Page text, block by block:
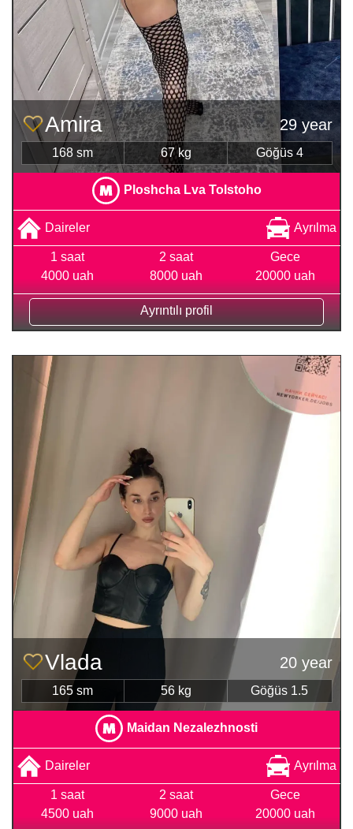
Amira 29 year
168 sm 67 kg Göğüs 4
Ploshcha Lva Tolstoho
Daireler Ayrılma
1 saat
4000 uah
2 saat
8000 uah
Gece
20000 uah
Ayrıntılı profil
Vlada 20 year
165 sm 56 kg Göğüs 1.5
Maidan Nezalezhnosti
Daireler Ayrılma
1 saat
4500 uah
2 saat
9000 uah
Gece
20000 uah